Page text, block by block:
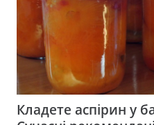
Кладете аспірин у